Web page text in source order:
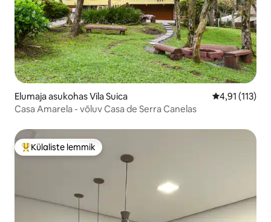
Elumaja asukohas Vila Suica Keskmine
4,91 (113)
Casa Amarela - võluv Casa de Serra Canelas
Külaliste suur lemmik
Külaliste lemmik